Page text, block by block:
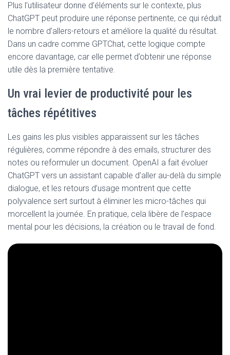
Plus l’utilisateur donne d’éléments sur le contexte, plus
ChatGPT peut produire une réponse pertinente, ce qui réduit
le nombre d’allers-retours et améliore la qualité du résultat.
Dans un cadre comme GPTChat, cette logique compte
encore davantage, car elle permet d’obtenir une réponse
utile dès la première tentative.
Un vrai levier de productivité pour les
tâches répétitives
Les gains les plus visibles apparaissent sur les tâches
régulières, comme répondre à des emails, structurer des
notes ou reformuler un document. OpenAI a fait évoluer
ChatGPT vers un assistant capable d’aller au-delà du simple
dialogue, et les retours d’usage montrent que cette
polyvalence sert surtout à éliminer les micro-tâches qui
morcellent la journée. En pratique, cela libère de l’espace
mental pour les décisions, la création ou le travail de fond.